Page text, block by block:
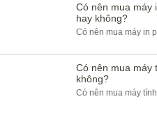
Có nên mua máy
hay không?
Có nên mua máy in
Có nên mua máy
không?
Có nên mua máy